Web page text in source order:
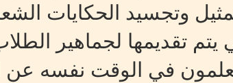
وتجسيد الحكايات
تقديمها لجماهير الطلاب
في الوقت نفسه عن